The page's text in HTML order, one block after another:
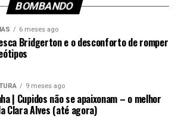
BOMBANDO
6 meses ago
Bridgerton e o desconforto de romper
9 meses ago
| Cupidos não se apaixonam – o melhor
Clara Alves (até agora)